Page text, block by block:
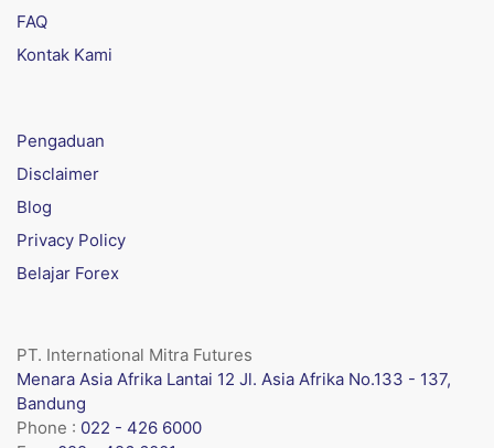
FAQ
Kontak Kami
Pengaduan
Disclaimer
Blog
Privacy Policy
Belajar Forex
PT. International Mitra Futures
Menara Asia Afrika Lantai 12 Jl. Asia Afrika No.133 - 137,
Bandung
Phone : 022 - 426 6000